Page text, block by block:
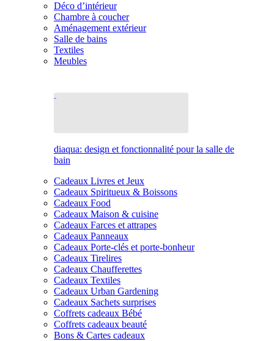
Déco d’intérieur
Chambre à coucher
Aménagement extérieur
Salle de bains
Textiles
Meubles
diaqua: design et fonctionnalité pour la salle de
bain
Cadeaux Livres et Jeux
Cadeaux Spiritueux & Boissons
Cadeaux Food
Cadeaux Maison & cuisine
Cadeaux Farces et attrapes
Cadeaux Panneaux
Cadeaux Porte-clés et porte-bonheur
Cadeaux Tirelires
Cadeaux Chaufferettes
Cadeaux Textiles
Cadeaux Urban Gardening
Cadeaux Sachets surprises
Coffrets cadeaux Bébé
Coffrets cadeaux beauté
Bons & Cartes cadeaux